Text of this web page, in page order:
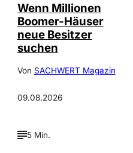
Wenn Millionen
Boomer-Häuser
neue Besitzer
suchen
Von SACHWERT Magazin
09.08.2026
5 Min.